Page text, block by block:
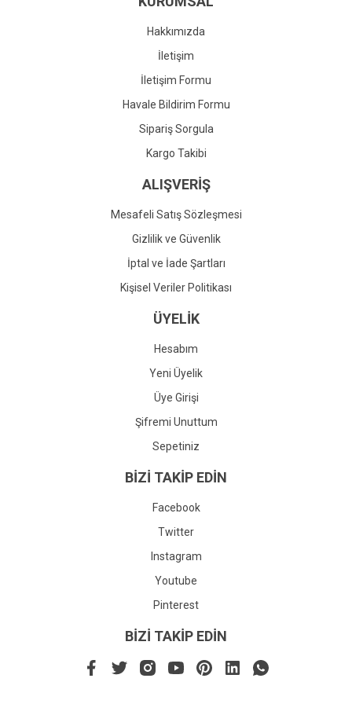
Gönder
Hakkımızda
İletişim
İletişim Formu
Havale Bildirim Formu
Sipariş Sorgula
Kargo Takibi
ALIŞVERİŞ
Mesafeli Satış Sözleşmesi
Gizlilik ve Güvenlik
İptal ve İade Şartları
Kişisel Veriler Politikası
ÜYELİK
Hesabım
Yeni Üyelik
Üye Girişi
Şifremi Unuttum
Sepetiniz
BİZİ TAKİP EDİN
Facebook
Twitter
Instagram
Youtube
Pinterest
BİZİ TAKİP EDİN